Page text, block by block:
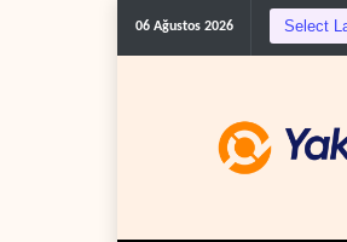
06 Ağustos 2026